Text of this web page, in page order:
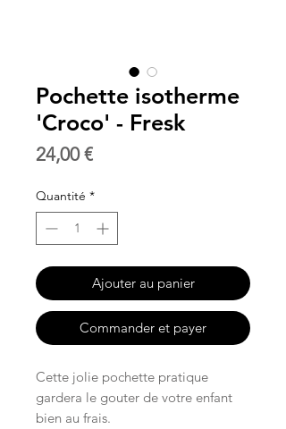
Pochette isotherme
'Croco' - Fresk
24,00 €Prix
Quantité *
Ajouter au panier
Commander et payer
Cette jolie pochette pratique
gardera le gouter de votre enfant
bien au frais.